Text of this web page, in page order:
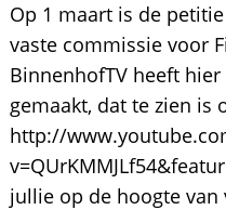
Op 1 maart is de
vaste commissie voor
BinnenhofTV heeft
gemaakt, dat te zien is
http://
jullie op de hoogte van